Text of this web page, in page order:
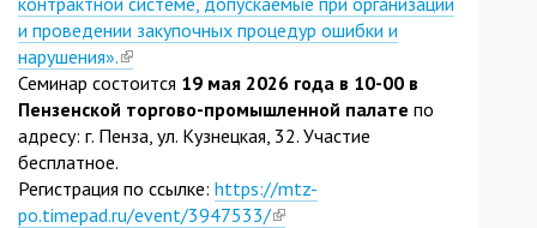
и проведении закупочных процедур ошибки и
нарушения».(link
is
external)
Семинар состоится 19 мая 2026 года в 10-00 в
Пензенской торгово-промышленной палате по
адресу: г. Пенза, ул. Кузнецкая, 32. Участие
бесплатное.
Регистрация по ссылке: https://mtz-
po.timepad.ru/event/3947533/(link